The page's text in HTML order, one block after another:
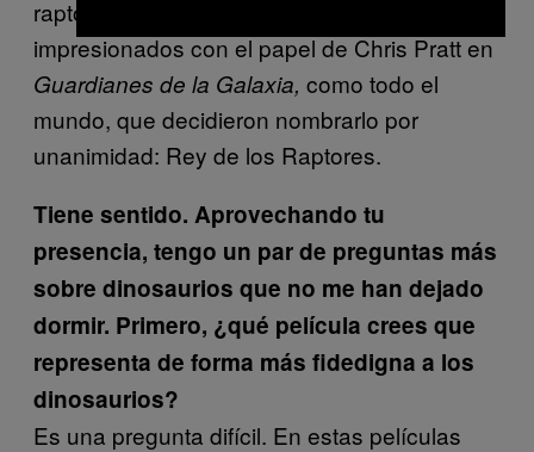
raptores hubieran quedado tan
impresionados con el papel de Chris Pratt en
Guardianes de la Galaxia, como todo el
mundo, que decidieron nombrarlo por
unanimidad: Rey de los Raptores.
Tiene sentido. Aprovechando tu
presencia, tengo un par de preguntas más
sobre dinosaurios que no me han dejado
dormir. Primero, ¿qué película crees que
representa de forma más fidedigna a los
dinosaurios?
Es una pregunta difícil. En estas películas